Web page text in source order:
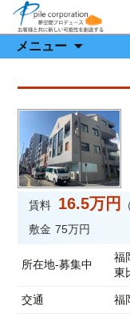
有限会社 パ
有限会社 パイルコーポ
メニュー
ン
ツ
へ
動
賃料 16.5万円
敷金 75万円
所在地-募集中
福
東
交通
福